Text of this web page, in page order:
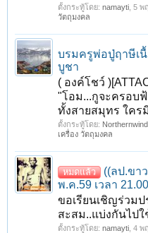
ตั้งกระทู้โดย: namayti 5 พ
วัตถุมงคล
บรมครูพ่อปู่ฤาษีเ
บูชา
( องค์โชว์
"โอม...กูจะครอบ
ทั้งสายสมุทร ใคร
ตั้งกระทู้โดย: Northernwind
เครื่อง วัตถุมงคล
หมดแล้ว
((ลป.ขา
พ.ค.59 เวลา
ขอเรียนเชิญร่วมป
สะสม..แบ่งกันไปใ
ตั้งกระทู้โดย: namayti 4 พ